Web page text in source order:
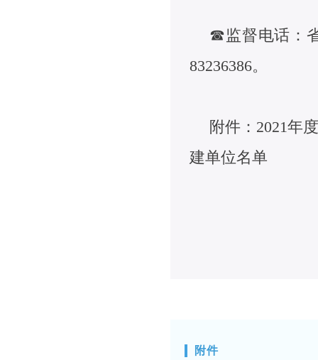
☎监督电话：
83236386。
附件：2021年
建单位名单
附件